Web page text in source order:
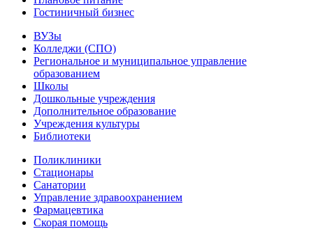
Гостиничный бизнес
ВУЗы
Колледжи (СПО)
Региональное и муниципальное управление
образованием
Школы
Дошкольные учреждения
Дополнительное образование
Учреждения культуры
Библиотеки
Поликлиники
Стационары
Санатории
Управление здравоохранением
Фармацевтика
Скорая помощь